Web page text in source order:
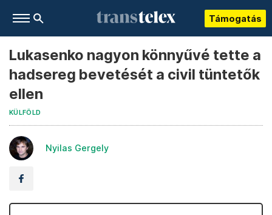
Támogatás
Lukasenko nagyon könnyűvé tette a
hadsereg bevetését a civil tüntetők
ellen
KÜLFÖLD
Nyilas Gergely